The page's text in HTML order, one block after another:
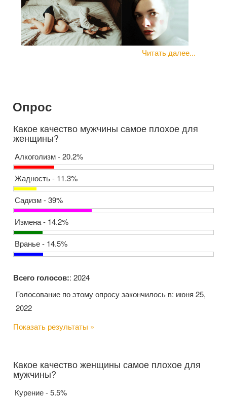
Читать далее...
Опрос
Какое качество мужчины самое плохое для
женщины?
Алкоголизм - 20.2%
Жадность - 11.3%
Садизм - 39%
Измена - 14.2%
Вранье - 14.5%
Всего голосов:: 2024
Голосование по этому опросу закончилось в: июня 25,
2022
Показать результаты »
Какое качество женщины самое плохое для
мужчины?
Курение - 5.5%